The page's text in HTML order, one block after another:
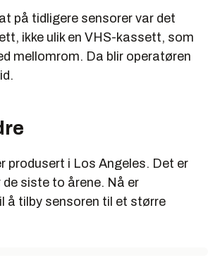
på tidligere sensorer var det
ikke ulik en VHS-kassett, som
mellomrom. Da blir operatøren
produsert i Los Angeles. Det er
de siste to årene. Nå er
å tilby sensoren til et større